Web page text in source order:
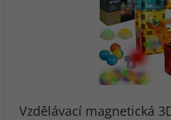
Vzdělávací magnetická